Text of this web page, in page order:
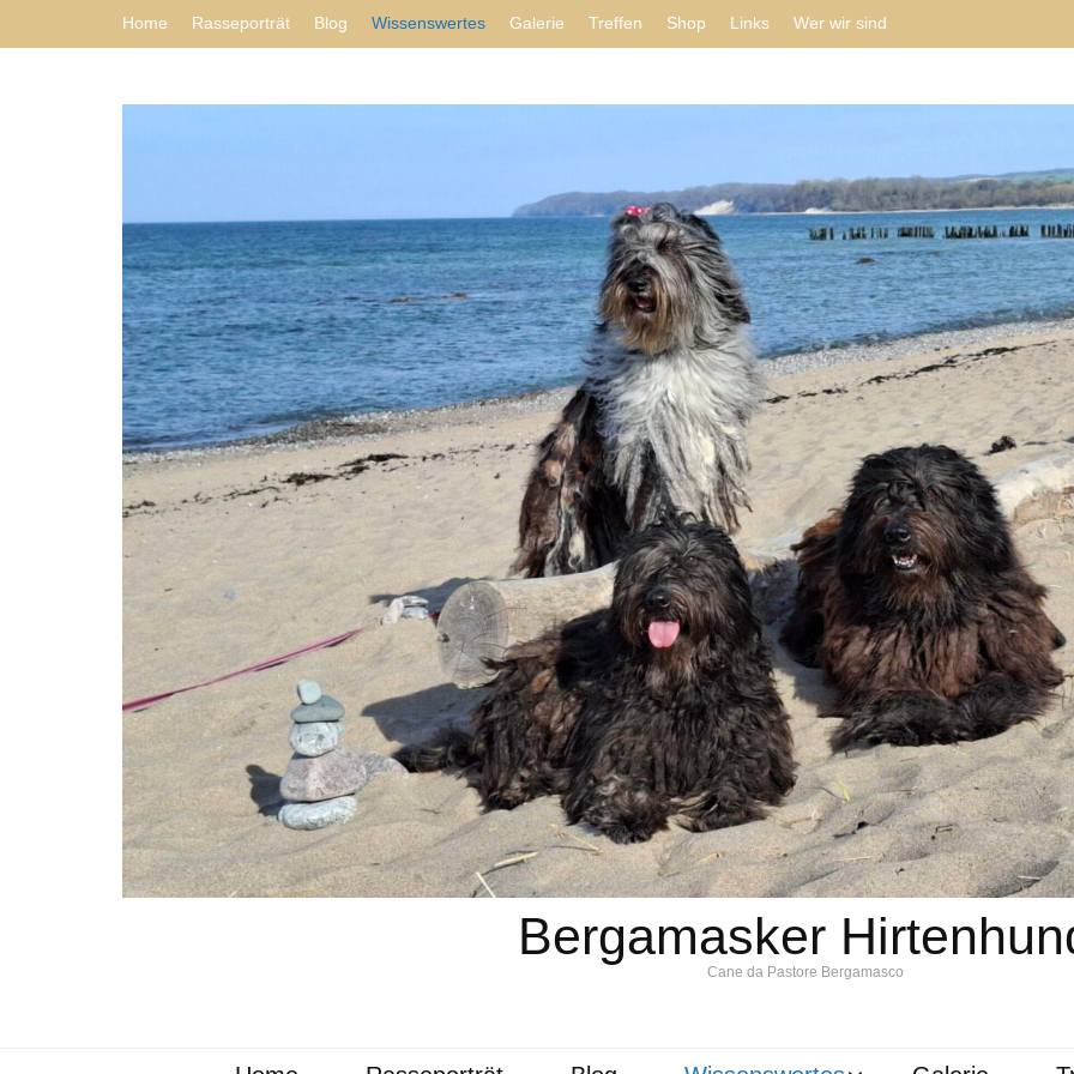
Home Rasseporträt Blog Wissenswertes Galerie Treffen Shop Links Wer wir sind
Bergamasker
Cane da Pastore Bergamasco